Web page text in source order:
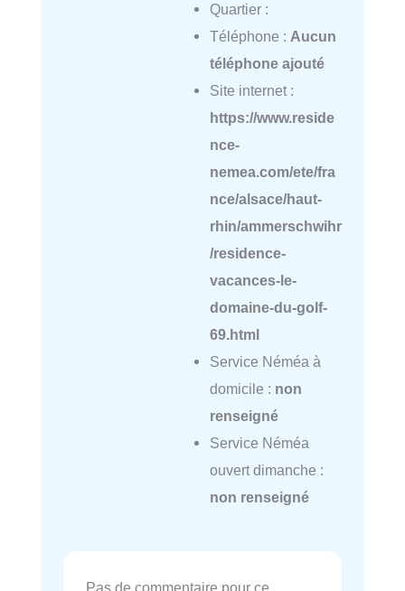
Quartier :
Téléphone : Aucun
téléphone ajouté
Site internet :
https://www.reside
nce-
nemea.com/ete/fra
nce/alsace/haut-
rhin/ammerschwihr
/residence-
vacances-le-
domaine-du-golf-
69.html
Service Néméa à
domicile : non
renseigné
Service Néméa
ouvert dimanche :
non renseigné
Pas de commentaire pour ce